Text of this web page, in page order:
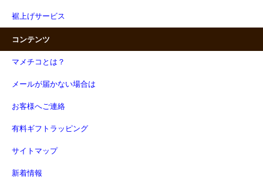
裾上げサービス
コンテンツ
マメチコとは？
メールが届かない場合は
お客様へご連絡
有料ギフトラッピング
サイトマップ
新着情報